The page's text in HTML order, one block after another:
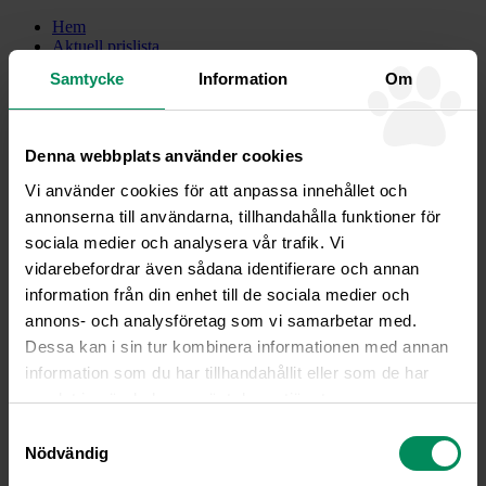
Samtycke Information Om
Denna webbplats använder cookies
Vi använder cookies för att anpassa innehållet och
annonserna till användarna, tillhandahålla funktioner för
sociala medier och analysera vår trafik. Vi
vidarebefordrar även sådana identifierare och annan
information från din enhet till de sociala medier och
annons- och analysföretag som vi samarbetar med.
Dessa kan i sin tur kombinera informationen med annan
information som du har tillhandahållit eller som de har
samlat in när du har använt deras tjänster.
Nödvändig
Hem
Aktuell prislista
Böcker av Anna Pamuk
Europeiska jordbruksfonden
Föreläsningar och kurser
Hela Jakthunden och JaktJournalen
Hundjägarpodden
Klubb Fjällveterinären
Kontakt och bokning
Lediga tjänster
Medarbetare på besök
Om oss och om verksamheten
Operationsavdelningen
Tandvård av hund och katt
Telefonväxel
Veterinären ger råd